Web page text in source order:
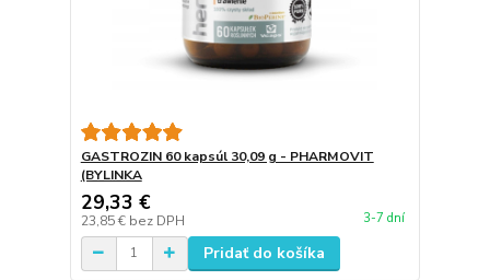
GASTROZIN 60 kapsúl 30,09 g - PHARMOVIT
(BYLINKA
29,33 €
23,85 € bez DPH 3-7 dní
Pridať do košíka